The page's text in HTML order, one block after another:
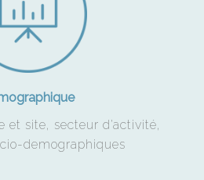
et site, secteur d’activité,
demographiques